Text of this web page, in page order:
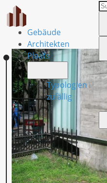
Gebäude
Architekten
Plaats
Typologien
zufällig